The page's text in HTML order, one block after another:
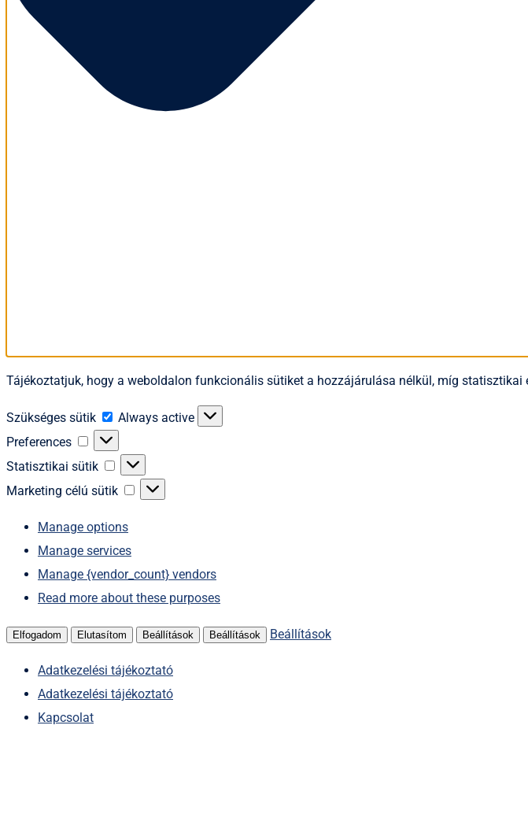
Tájékoztatjuk, hogy a weboldalon funkcionális sütiket a hozzájárulása nélkül, míg
Szükséges sütik
Szükséges
Always active
Preferences
Preferences
Statisztikai sütik
Statisztikai
sütik
Marketing célú sütik
Marketing
Manage options
Manage services
Manage {vendor_count} vendors
Read more about these purposes
Elfogadom Elutasítom Beállítások Beállítások Beállítások
Adatkezelési tájékoztató
Adatkezelési tájékoztató
Kapcsolat